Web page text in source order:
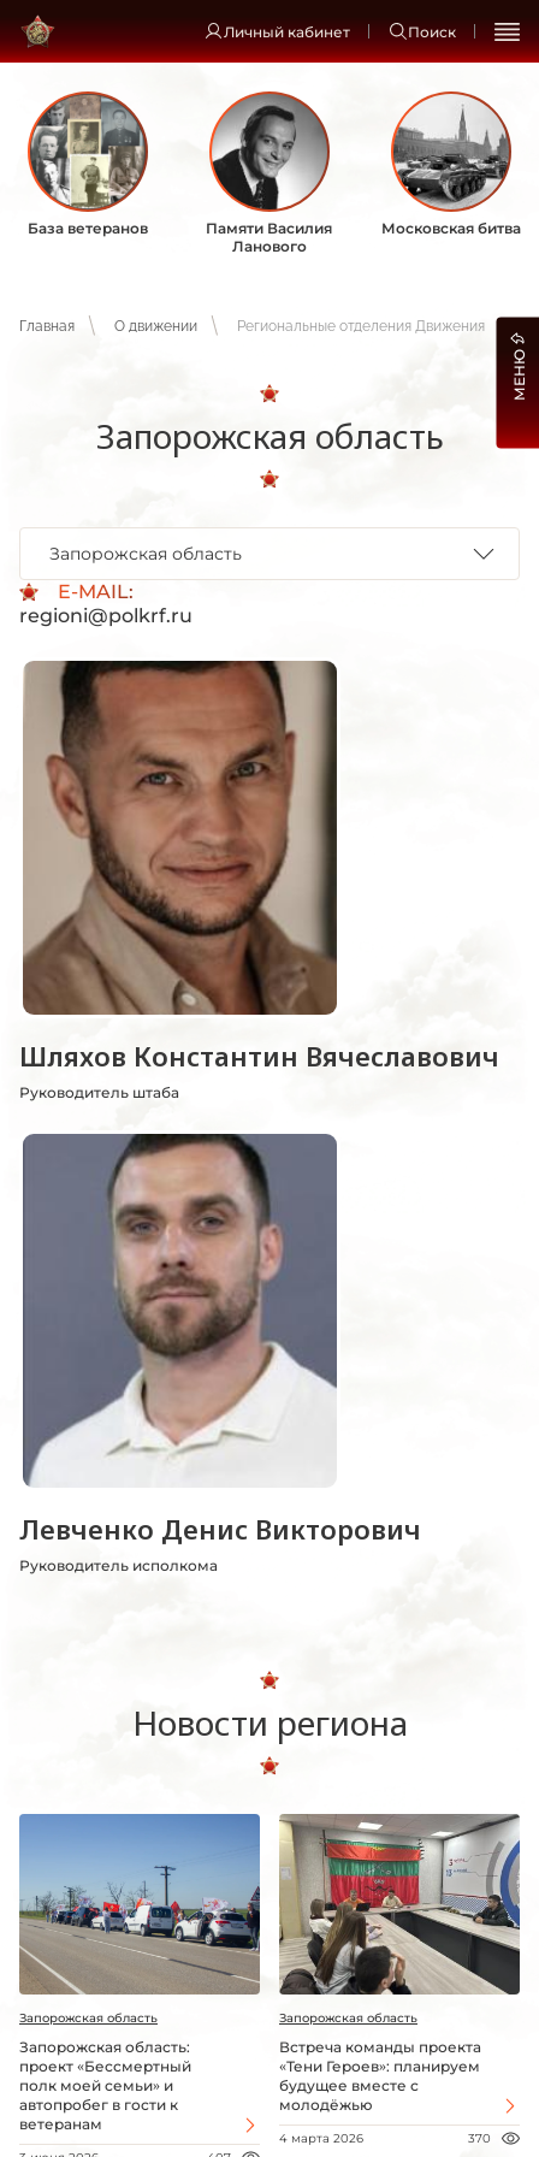
Личный кабинет Поиск
База ветеранов
Памяти Василия
Ланового
Московская битва
Главная О движении Региональные отделения Движения
Запорожская область
E-MAIL:
regioni@polkrf.ru
Запорожская область
Шляхов Константин Вячеславович
Руководитель штаба
Левченко Денис Викторович
Руководитель исполкома
Новости региона
Запорожская область
Запорожская область:
проект «Бессмертный
полк моей семьи» и
автопробег в гости к
ветеранам
Запорожская область
Встреча команды проекта
«Тени Героев»: планируем
будущее вместе с
молодёжью
4 марта 2026 370
МЕНЮ